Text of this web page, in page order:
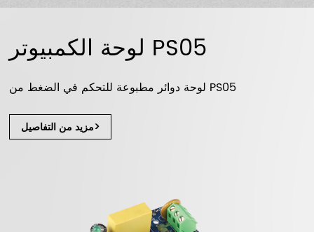
لوحة الكمبيوتر PS05
لوحة دوائر مطبوعة للتحكم في الضغط من PS05
مزيد من التفاصيل>